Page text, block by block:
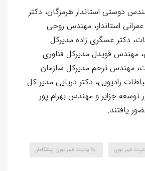
دوستی استاندار هرمزگان، دکتر
استاندار، مهندس روحی
دکتر عسگری زاده مدیرکل
مهندس قویدل مدیرکل فناوری
مهندس ترحم مدیرکل سازمان
رادیویی، دکتر دریایی مدیر کل
توسعه جزایر و مهندس بهرام پور
یافتند.
فیبر نوری , اینترنت فیبر نوری پیشگامان